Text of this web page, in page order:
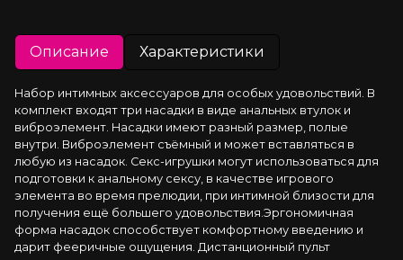
Описание Характеристики
Набор интимных аксессуаров для особых удовольствий. В
комплект входят три насадки в виде анальных втулок и
виброэлемент. Насадки имеют разный размер, полые
внутри. Виброэлемент съёмный и может вставляться в
любую из насадок. Секс-игрушки могут использоваться для
подготовки к анальному сексу, в качестве игрового
элемента во время прелюдии, при интимной близости для
получения ещё большего удовольствия.Эргономичная
форма насадок способствует комфортному введению и
дарит фееричные ощущения. Дистанционный пульт